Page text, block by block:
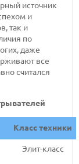
источник
и
так и
по
даже
все
считался
Класс техники
Элит-класс